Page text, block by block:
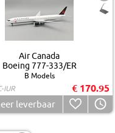
Air Canada
Boeing 777-333/ER
B Models
IUR
€ 170.95
leverbaar